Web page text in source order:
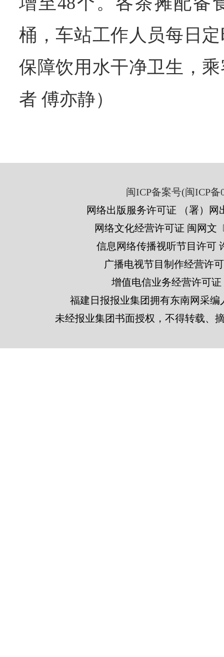
桶，车站工作人员每日
保障饮用水干净卫生，
者 傅亦静）
闽ICP备案号(闽ICP备
网络出版服务许可证 （署）网
网络文化经营许可证 闽网文
信息网络传播视听节目许可
广播电视节目制作经营许
增值电信业务经营许可证
福建日报报业集团拥有东南网采
未经报业集团书面授权，不得转载、